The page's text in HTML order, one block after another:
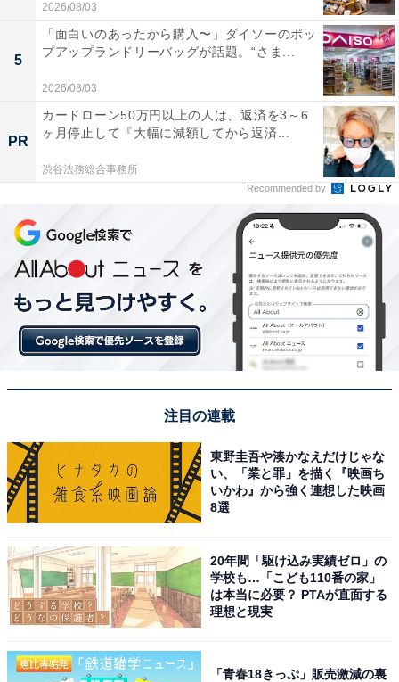
2026/08/03
5
「面白いのあったから購入〜」ダイソーのポッ
プアップランドリーバッグが話題。“さま...
2026/08/03
PR
カードローン50万円以上の人は、返済を3～6
ヶ月停止して『大幅に減額してから返済...
渋谷法務総合事務所
Recommended by
注目の連載
東野圭吾や湊かなえだけじゃな
い、「業と罪」を描く『映画ち
いかわ』から強く連想した映画
8選
20年間「駆け込み実績ゼロ」の
学校も…「こども110番の家」
は本当に必要？ PTAが直面する
理想と現実
「青春18きっぷ」販売激減の裏